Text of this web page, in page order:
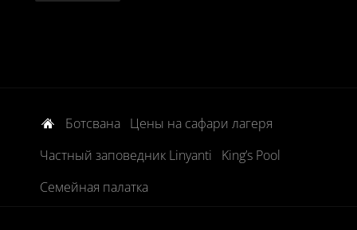
Ботсвана
Цены на сафари лагеря
Частный заповедник Linyanti
King’s Pool
Семейная палатка